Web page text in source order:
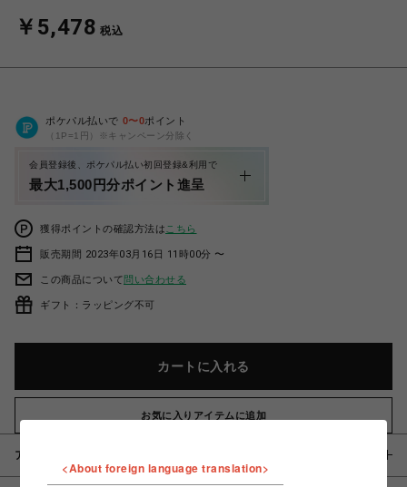
￥5,478 税込
ポケパル払いで 0〜0ポイント
（1P=1円）※キャンペーン分除く
会員登録後、ポケパル払い初回登録&利用で
最大1,500円分ポイント進呈
獲得ポイントの確認方法は こちら
販売期間 2023年03月16日 11時00分 〜
この商品について問い合わせる
ギフト：ラッピング不可
カートに入れる
お気に入りアイテムに追加
アイテム説明 / 素材
<About foreign language translation>